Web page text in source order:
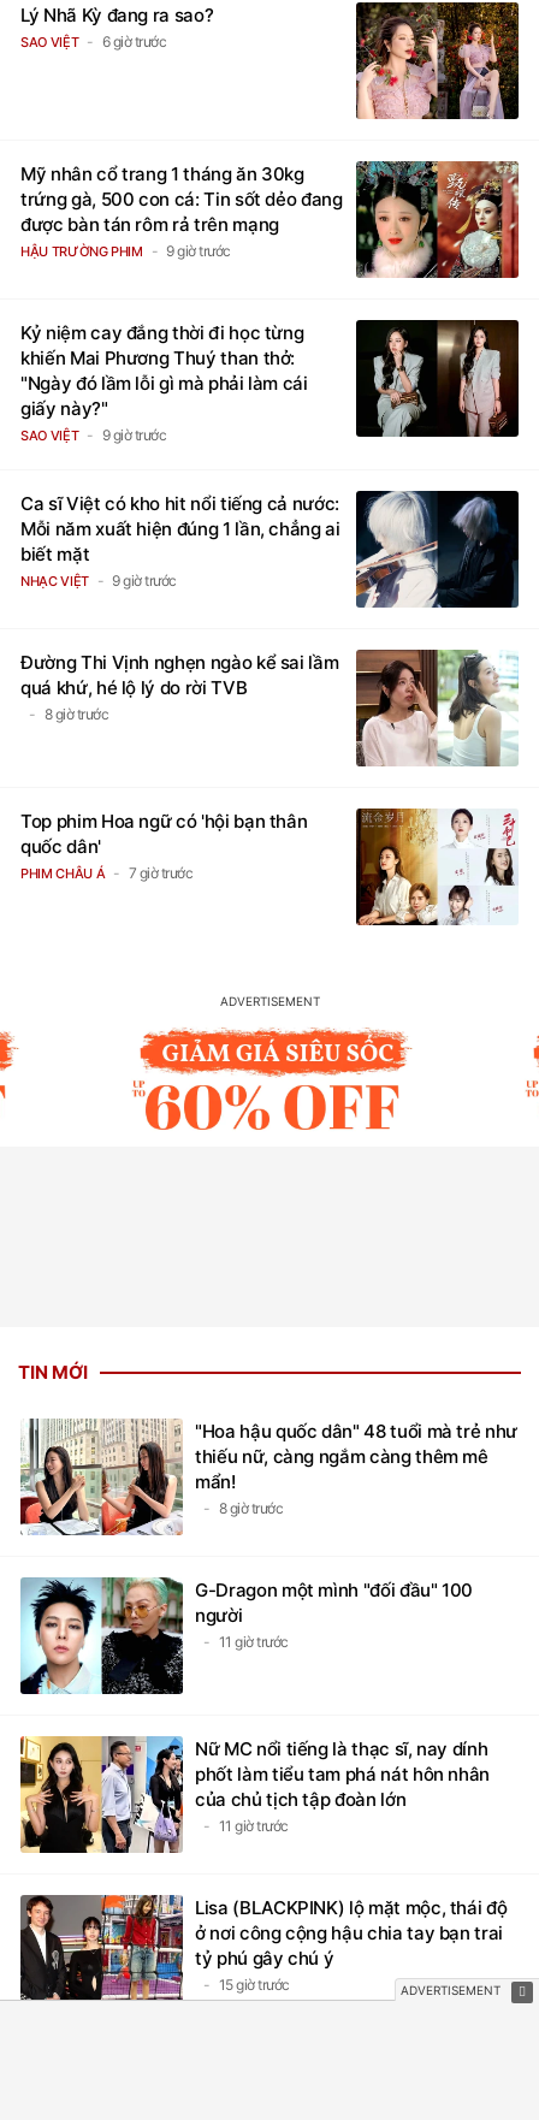
Lý Nhã Kỳ đang ra sao?
SAO VIỆT 6 giờ trước
Mỹ nhân cổ trang 1 tháng ăn 30kg
trứng gà, 500 con cá: Tin sốt dẻo đang
được bàn tán rôm rả trên mạng
HẬU TRƯỜNG PHIM 9 giờ trước
Kỷ niệm cay đắng thời đi học từng
khiến Mai Phương Thuý than thở:
"Ngày đó lầm lỗi gì mà phải làm cái
giấy này?"
SAO VIỆT 9 giờ trước
Ca sĩ Việt có kho hit nổi tiếng cả nước:
Mỗi năm xuất hiện đúng 1 lần, chẳng ai
biết mặt
NHẠC VIỆT 9 giờ trước
Đường Thi Vịnh nghẹn ngào kể sai lầm
quá khứ, hé lộ lý do rời TVB
8 giờ trước
Top phim Hoa ngữ có 'hội bạn thân
quốc dân'
PHIM CHÂU Á 7 giờ trước
TIN MỚI
"Hoa hậu quốc dân" 48 tuổi mà trẻ như
thiếu nữ, càng ngắm càng thêm mê
mẩn!
8 giờ trước
G-Dragon một mình "đối đầu" 100
người
11 giờ trước
Nữ MC nổi tiếng là thạc sĩ, nay dính
phốt làm tiểu tam phá nát hôn nhân
của chủ tịch tập đoàn lớn
11 giờ trước
Lisa (BLACKPINK) lộ mặt mộc, thái độ
ở nơi công cộng hậu chia tay bạn trai
tỷ phú gây chú ý
15 giờ trước